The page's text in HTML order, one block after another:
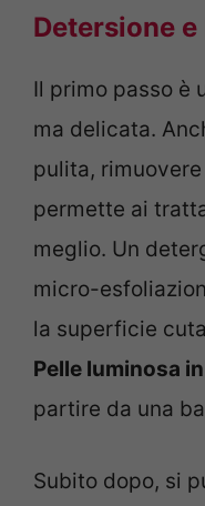
Detersione
Il primo passo è
ma delicata.
pulita,
permette ai
meglio. Un
micro-
la superficie
Pelle luminosa
partire da una
Subito dopo, si